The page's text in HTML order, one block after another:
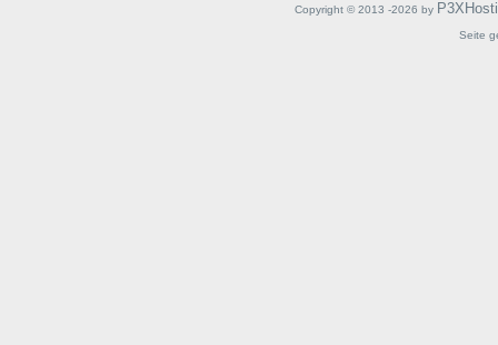
Copyright © 2013 -2026 by
Seite